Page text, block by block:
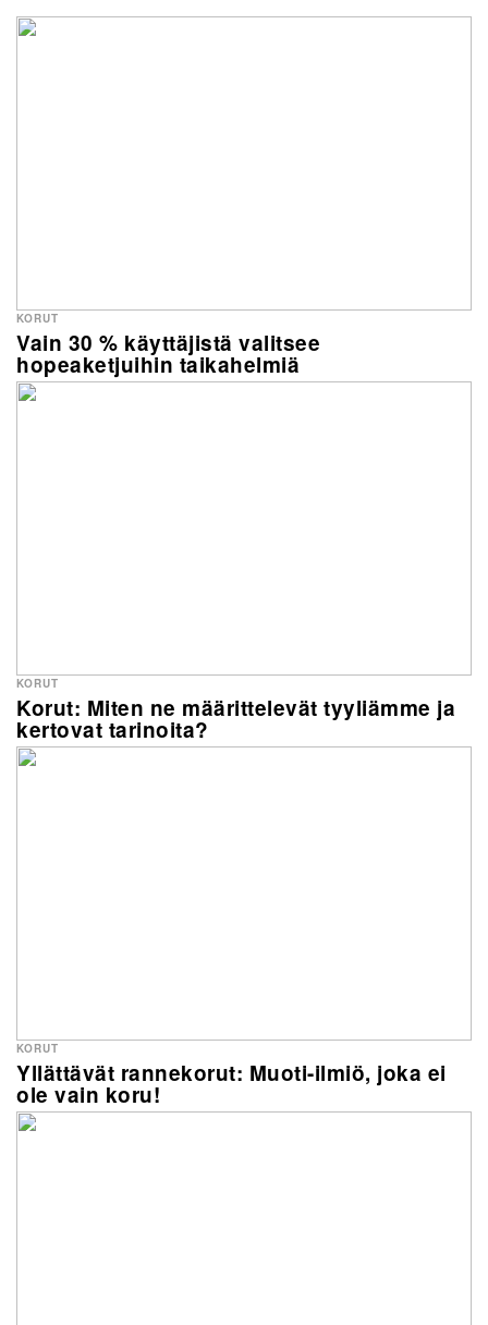
Vain 30 % käyttäjistä valitsee
hopeaketjuihin taikahelmiä
KORUT
Korut: Miten ne määrittelevät tyyliämme ja
kertovat tarinoita?
KORUT
Yllättävät rannekorut: Muoti-ilmiö, joka ei
ole vain koru!
KORUT